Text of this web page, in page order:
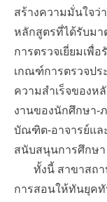
สร้างความมั่นใจว่
หลักสูตรที่ได้รับมา
การตรวจเยี่ยมเพื่
เกณฑ์การตรวจปร
ความสำเร็จของห
งานของนักศึกษา-
บัณฑิต-อาจารย์แล
สนับสนุนการศึกษา
ทั้งนี้ สาขาสถาปั
การสอนให้ทันยุค